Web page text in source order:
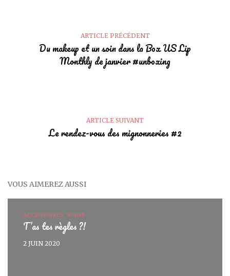
ARTICLE PRÉCÉDENT
Du makeup et un soin dans la Box US Lip
Monthly de janvier #unboxing
ARTICLE SUIVANT
Le rendez-vous des mignonneries #2
VOUS AIMEREZ AUSSI
ACCESSOIRES, SOINS
T’as tes règles ?!
2 JUIN 2020